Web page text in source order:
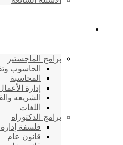
برامج الماجستير
الحاسوب
المحاسبة
إدارة
الشريعه
اللغات
برامج الدكتوراه
فلسفة
قانون عام